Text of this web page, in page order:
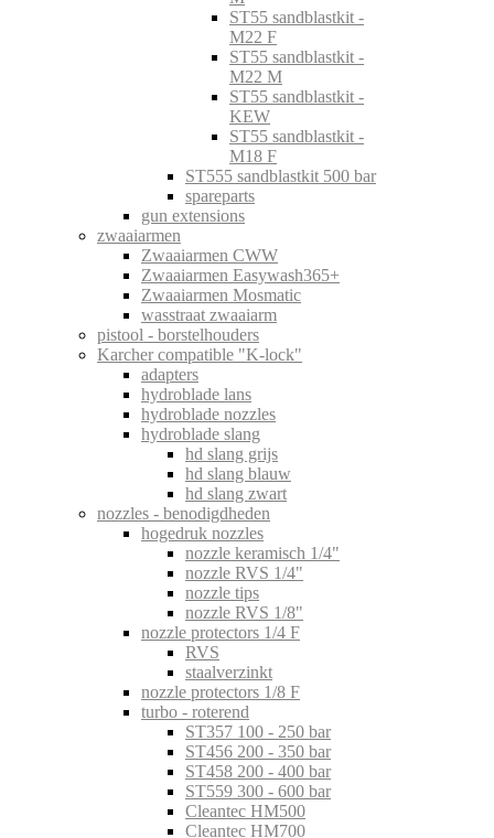
ST55 sandblastkit -
M22 F
ST55 sandblastkit -
M22 M
ST55 sandblastkit -
KEW
ST55 sandblastkit -
M18 F
ST555 sandblastkit 500 bar
spareparts
gun extensions
zwaaiarmen
Zwaaiarmen CWW
Zwaaiarmen Easywash365+
Zwaaiarmen Mosmatic
wasstraat zwaaiarm
pistool - borstelhouders
Karcher compatible "K-lock"
adapters
hydroblade lans
hydroblade nozzles
hydroblade slang
hd slang grijs
hd slang blauw
hd slang zwart
nozzles - benodigdheden
hogedruk nozzles
nozzle keramisch 1/4"
nozzle RVS 1/4"
nozzle tips
nozzle RVS 1/8"
nozzle protectors 1/4 F
RVS
staalverzinkt
nozzle protectors 1/8 F
turbo - roterend
ST357 100 - 250 bar
ST456 200 - 350 bar
ST458 200 - 400 bar
ST559 300 - 600 bar
Cleantec HM500
Cleantec HM700